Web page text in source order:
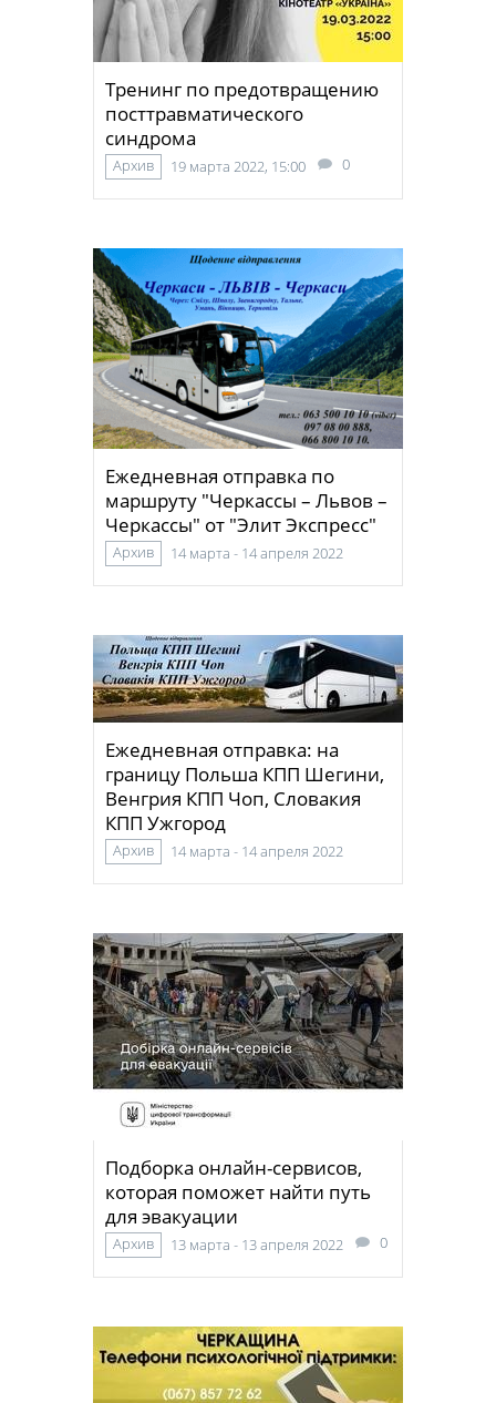
Тренинг по предотвращению
посттравматического
синдрома
Архив 19 марта 2022, 15:00 0
Ежедневная отправка по
маршруту "Черкассы – Львов –
Черкассы" от "Элит Экспресс"
Архив 14 марта - 14 апреля 2022
Ежедневная отправка: на
границу Польша КПП Шегини,
Венгрия КПП Чоп, Словакия
КПП Ужгород
Архив 14 марта - 14 апреля 2022
Подборка онлайн-сервисов,
которая поможет найти путь
для эвакуации
Архив 13 марта - 13 апреля 2022 0